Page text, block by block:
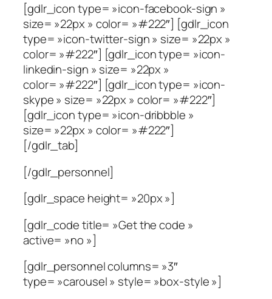
[gdlr_icon type= »icon-facebook-sign »
size= »22px » color= »#222″] [gdlr_icon
type= »icon-twitter-sign » size= »22px »
color= »#222″] [gdlr_icon type= »icon-
linkedin-sign » size= »22px »
color= »#222″] [gdlr_icon type= »icon-
skype » size= »22px » color= »#222″]
[gdlr_icon type= »icon-dribbble »
size= »22px » color= »#222″]
[/gdlr_tab]
[/gdlr_personnel]
[gdlr_space height= »20px »]
[gdlr_code title= »Get the code »
active= »no »]
[gdlr_personnel columns= »3″
type= »carousel » style= »box-style »]